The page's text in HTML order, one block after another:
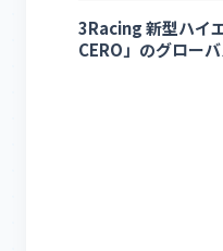
3Racing 新型ハイ
CERO」のグロー